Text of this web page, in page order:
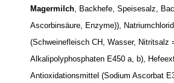
Magermilch, Backhefe, Speisesalz,
Ascorbinsäure, Enzyme)),
(Schweinefleisch CH, Wasser,
Alkalipolyphosphaten E450 a, b),
Antioxidationsmittel (Sodium Ascorbat